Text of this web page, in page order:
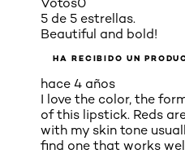
5 de 5 estrellas.
Beautiful and bold!
HA RECIBIDO UN
hace 4 años
I love the color, the
of this lipstick. Reds
with my skin tone
find one that works